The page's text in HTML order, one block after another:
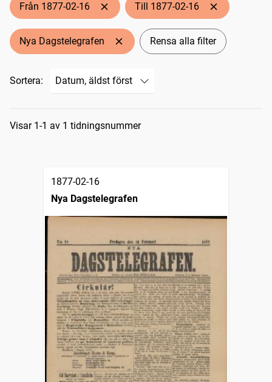
Från 1877-02-16 Till 1877-02-16
Nya Dagstelegrafen Rensa alla filter
Sortera:
Sökresultat
Visar 1-1 av 1 tidningsnummer
1877-02-16
Nya Dagstelegrafen